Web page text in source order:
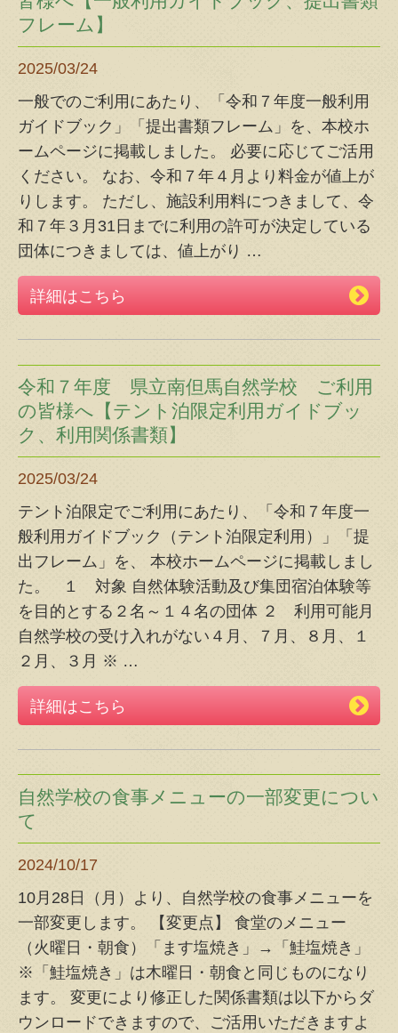
フレーム】
2025/03/24
一般でのご利用にあたり、「令和７年度一般利用
ガイドブック」「提出書類フレーム」を、本校ホ
ームページに掲載しました。 必要に応じてご活用
ください。 なお、令和７年４月より料金が値上が
りします。 ただし、施設利用料につきまして、令
和７年３月31日までに利用の許可が決定している
団体につきましては、値上がり …
詳細はこちら
令和７年度 県立南但馬自然学校 ご利用
の皆様へ【テント泊限定利用ガイドブッ
ク、利用関係書類】
2025/03/24
テント泊限定でご利用にあたり、「令和７年度一
般利用ガイドブック（テント泊限定利用）」「提
出フレーム」を、 本校ホームページに掲載しまし
た。 １ 対象 自然体験活動及び集団宿泊体験等
を目的とする２名～１４名の団体 ２ 利用可能月
自然学校の受け入れがない４月、７月、８月、１
２月、３月 ※ …
詳細はこちら
自然学校の食事メニューの一部変更につい
て
2024/10/17
10月28日（月）より、自然学校の食事メニューを
一部変更します。 【変更点】 食堂のメニュー
（火曜日・朝食）「ます塩焼き」→「鮭塩焼き」
※「鮭塩焼き」は木曜日・朝食と同じものになり
ます。 変更により修正した関係書類は以下からダ
ウンロードできますので、ご活用いただきますよ